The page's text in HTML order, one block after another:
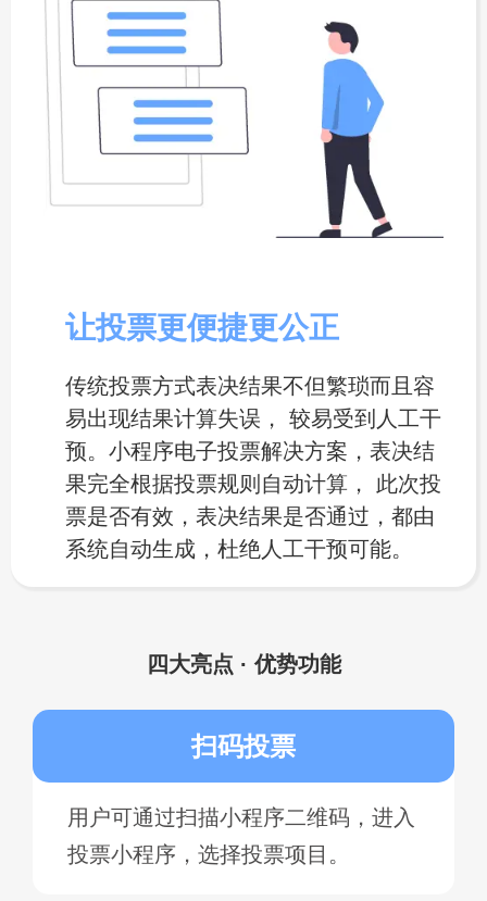
让投票更便捷更公正
传统投票方式表决结果不但繁琐而且容
易出现结果计算失误， 较易受到人工干
预。小程序电子投票解决方案，表决结
果完全根据投票规则自动计算， 此次投
票是否有效，表决结果是否通过，都由
系统自动生成，杜绝人工干预可能。
四大亮点 · 优势功能
扫码投票
用户可通过扫描小程序二维码，进入
投票小程序，选择投票项目。